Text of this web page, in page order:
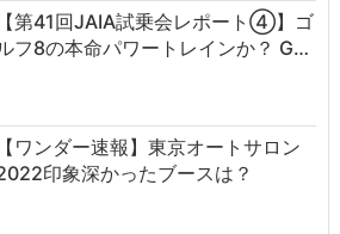
【第41回JAIA試乗会レポート④】ゴ
フ8の本命パワートレインか？ G…
【ワンダー速報】東京オートサロン
印象深かったブースは？